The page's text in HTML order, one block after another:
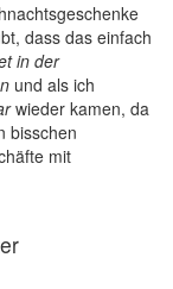
dass das einfach
in der
und als ich
wieder kamen, da
bisschen
mit